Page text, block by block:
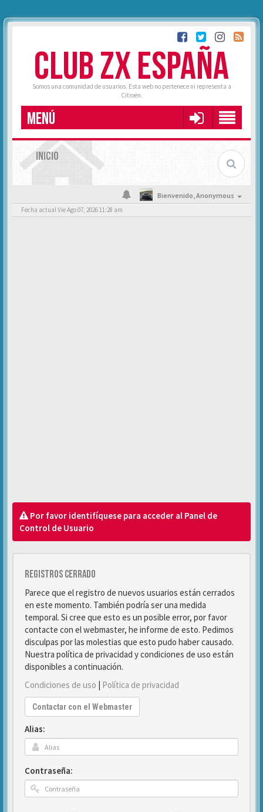
CLUB ZX ESPAÑA
Somos una comunidad de usuarios. Esta web no pertenece ni representa a
Citroën.
MENÚ
INICIO
Bienvenido,Anonymous
Fecha actual Vie Ago 07, 2026 11:28 am
Por favor identifíquese para acceder al Panel de
Control de Usuario
Registros cerrado
Parece que el registro de nuevos usuarios están cerrados
en este momento. También podría ser una medida
temporal. Si cree que esto es un posible error, por favor
contacte con el webmaster, he informe de esto. Pedimos
disculpas por las molestias que esto pudo haber causado.
Nuestra política de privacidad y condiciones de uso están
disponibles a continuación.
Condiciones de uso | Política de privacidad
Contactar con el Webmaster
Alias:
Contraseña: